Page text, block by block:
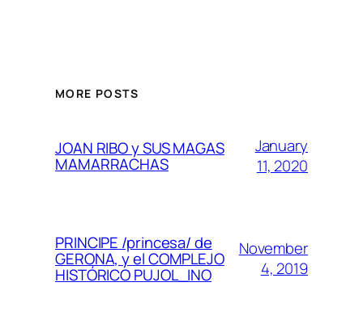
MORE POSTS
JOAN RIBO y SUS MAGAS
MAMARRACHAS
January
11, 2020
PRINCIPE /princesa/ de
GERONA, y el COMPLEJO
HISTÓRICO PUJOL_INO
November
4, 2019